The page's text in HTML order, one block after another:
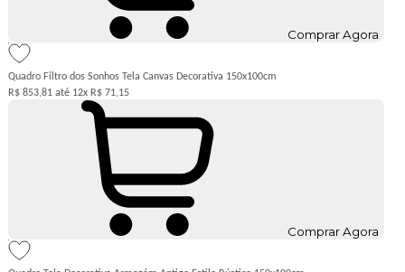
Comprar Agora
Quadro Filtro dos Sonhos Tela Canvas Decorativa 150x100cm
R$ 853,81
12x R$ 71,15
Comprar Agora